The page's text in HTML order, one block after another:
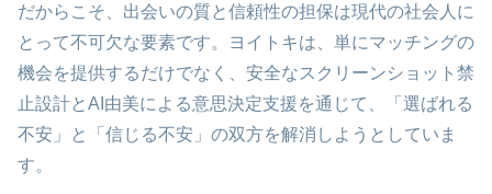
だからこそ、出会いの質と信頼性の担保は現代の社会人に
とって不可欠な要素です。ヨイトキは、単にマッチングの
機会を提供するだけでなく、安全なスクリーンショット禁
止設計とAI由美による意思決定支援を通じて、「選ばれる
不安」と「信じる不安」の双方を解消しようとしていま
す。